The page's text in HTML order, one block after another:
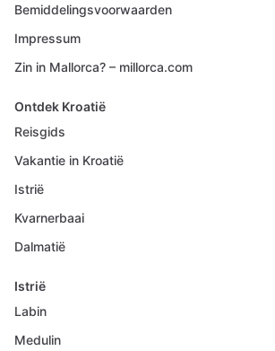
Bemiddelingsvoorwaarden
Impressum
Zin in Mallorca? – millorca.com
Ontdek Kroatië
Reisgids
Vakantie in Kroatië
Istrië
Kvarnerbaai
Dalmatië
Istrië
Labin
Medulin